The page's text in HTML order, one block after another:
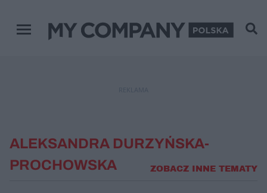
Menu główne
ALEKSANDRA DURZYŃSKA-
PROCHOWSKA
ZOBACZ INNE TEMATY